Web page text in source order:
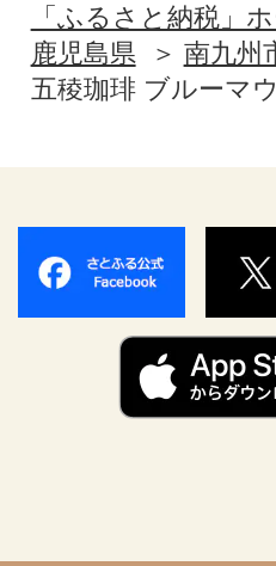
「ふるさと納税」
鹿児島県
南九州
五稜珈琲 ブルーマ